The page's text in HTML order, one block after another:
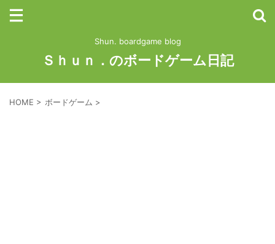
Shun. boardgame blog
Ｓｈｕｎ．のボードゲーム日記
HOME > ボードゲーム >